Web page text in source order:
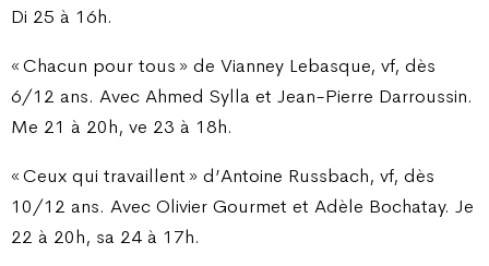
Di 25 à 16h.
« Chacun pour tous » de Vianney Lebasque, vf, dès
6/12 ans. Avec Ahmed Sylla et Jean-Pierre Darroussin.
Me 21 à 20h, ve 23 à 18h.
« Ceux qui travaillent » d’Antoine Russbach, vf, dès
10/12 ans. Avec Olivier Gourmet et Adèle Bochatay. Je
22 à 20h, sa 24 à 17h.